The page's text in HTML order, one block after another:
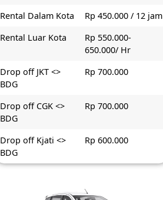
Rental Dalam Kota
Rp 450.000 / 12 jam
Rental Luar Kota
Rp 550.000-
650.000/ Hr
Drop off JKT <>
BDG
Rp 700.000
Drop off CGK <>
BDG
Rp 700.000
Drop off Kjati <>
BDG
Rp 600.000